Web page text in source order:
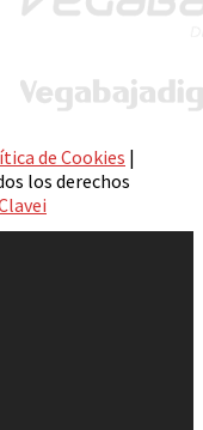
de Cookies |
los derechos